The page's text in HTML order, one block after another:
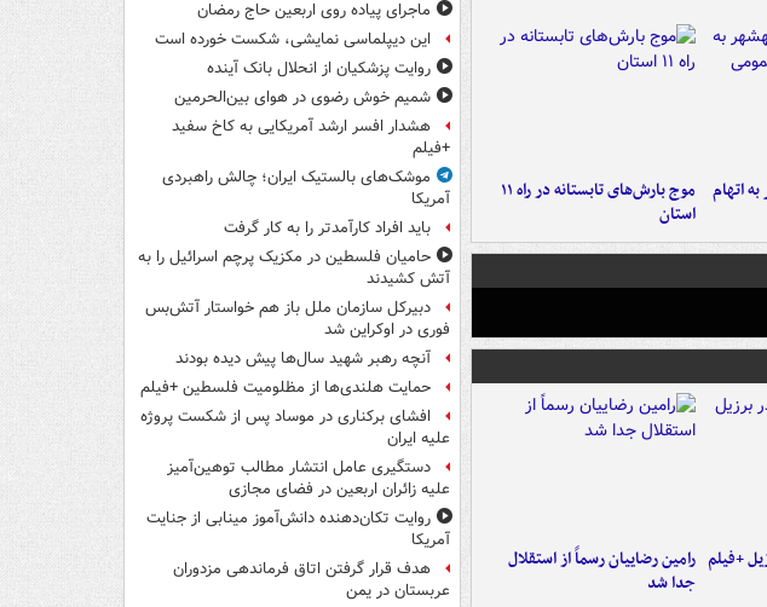
به اتهام
موج بارش‌های تابستانه در راه ۱۱
استان
+فیلم رامین رضاییان رسماً از استقلال
جدا شد
ماجرای پیاده روی اربعین حاج رمضان
این دیپلماسی نمایشی، شکست خورده است
روایت پزشکیان از انحلال بانک آینده
شمیم خوش رضوی در هوای بین‌الحرمین
هشدار افسر ارشد آمریکایی به کاخ سفید
+فیلم
موشک‌های بالستیک ایران؛ چالش راهبردی
آمریکا
باید افراد کارآمدتر را به کار گرفت
حامیان فلسطین در مکزیک پرچم اسرائیل را به
آتش کشیدند
دبیرکل سازمان ملل باز هم خواستار آتش‌بس
فوری در اوکراین شد
آنچه رهبر شهید سال‌ها پیش دیده بودند
حمایت هلندی‌ها از مظلومیت فلسطین +فیلم
افشای برکناری در موساد پس از شکست پروژه
علیه ایران
دستگیری عامل انتشار مطالب توهین‌آمیز
علیه زائران اربعین در فضای مجازی
روایت تکان‌دهنده دانش‌آموز مینابی از جنایت
آمریکا
هدف قرار گرفتن اتاق‌ فرماندهی مزدوران
عربستان در یمن